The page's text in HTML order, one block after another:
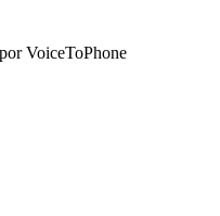
VoiceToPhone